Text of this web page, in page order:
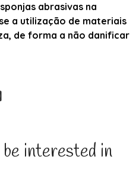
abrasivas na
a utilização de materiais
de forma a não danificar
interested in